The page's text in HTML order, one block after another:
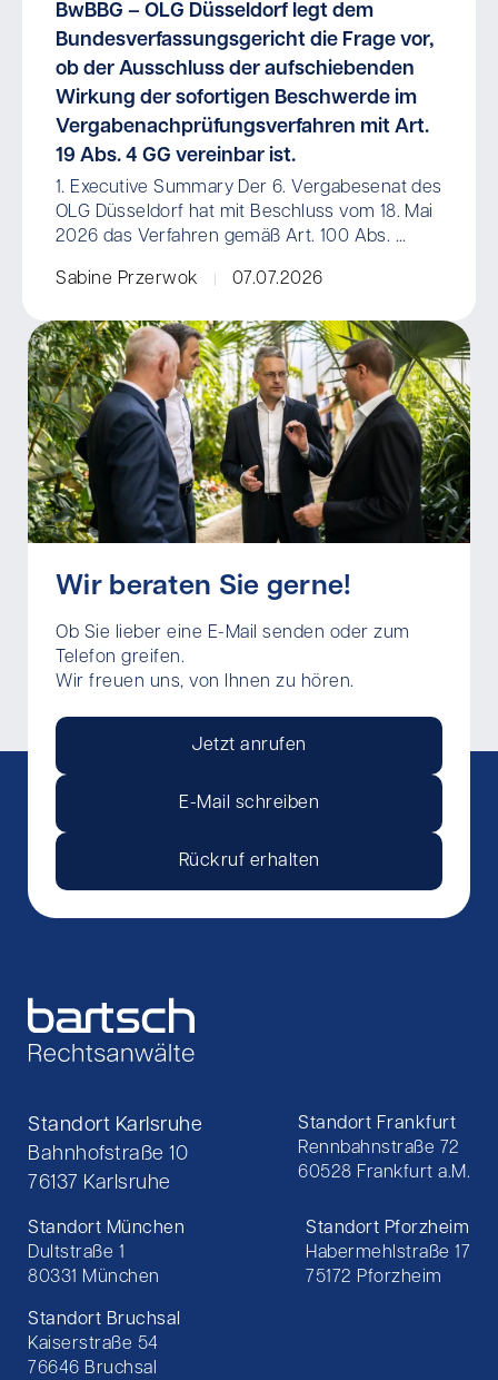
BwBBG – OLG Düsseldorf legt dem
Bundesverfassungsgericht die Frage vor,
ob der Ausschluss der aufschiebenden
Wirkung der sofortigen Beschwerde im
Vergabenachprüfungsverfahren mit Art.
19 Abs. 4 GG vereinbar ist.
1. Executive Summary Der 6. Vergabesenat des
OLG Düsseldorf hat mit Beschluss vom 18. Mai
2026 das Verfahren gemäß Art. 100 Abs. ...
Sabine Przerwok 07.07.2026
Wir beraten Sie gerne!
Ob Sie lieber eine E-Mail senden oder zum
Telefon greifen.
Wir freuen uns, von Ihnen zu hören.
Jetzt anrufen
E-Mail schreiben
Rückruf erhalten
Standort Karlsruhe
Bahnhofstraße 10
76137 Karlsruhe
Standort Frankfurt
Rennbahnstraße 72
60528 Frankfurt a.M.
Standort München
Dultstraße 1
80331 München
Standort Pforzheim
Habermehlstraße 17
75172 Pforzheim
Standort Bruchsal
Kaiserstraße 54
76646 Bruchsal